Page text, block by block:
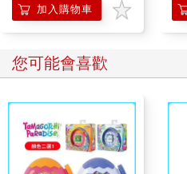
加入購物車
您可能會喜歡